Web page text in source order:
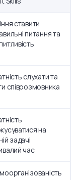
ставити
питання та
слухати та
співрозмовника
на
задачі
час